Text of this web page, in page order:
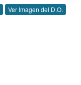
Ver Imagen del D.O.